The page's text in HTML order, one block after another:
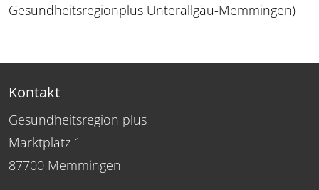
Gesundheitsregionplus Unterallgäu-Memmingen)
Kontakt
Gesundheitsregion plus
Marktplatz 1
87700 Memmingen